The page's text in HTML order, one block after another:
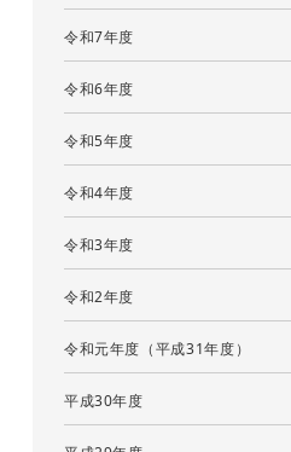
令和7年度
令和6年度
令和5年度
令和4年度
令和3年度
令和2年度
令和元年度（平成31年度）
平成30年度